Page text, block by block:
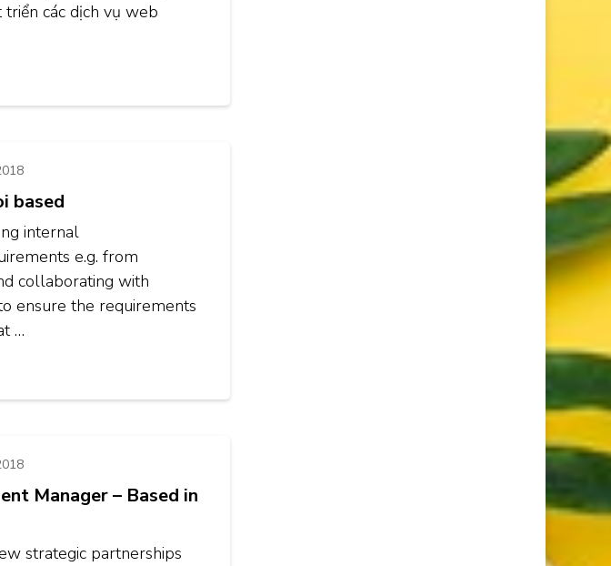
các dịch vụ web
based
internal
e.g. from
collaborating with
ensure the requirements
…
Manager – Based in
strategic partnerships